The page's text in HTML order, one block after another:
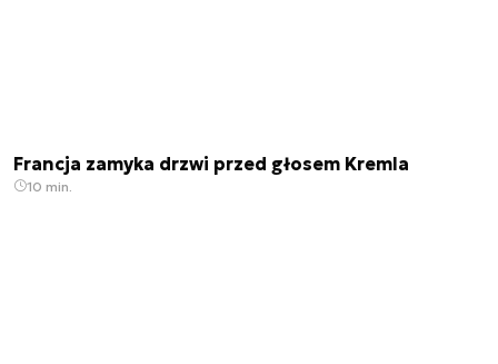
Francja zamyka drzwi przed głosem Kremla
10 min.